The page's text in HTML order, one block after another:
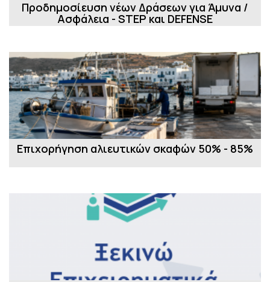
Προδημοσίευση νέων Δράσεων για Άμυνα /
Ασφάλεια - STEP και DEFENSE
Επιχορήγηση αλιευτικών σκαφών 50% - 85%